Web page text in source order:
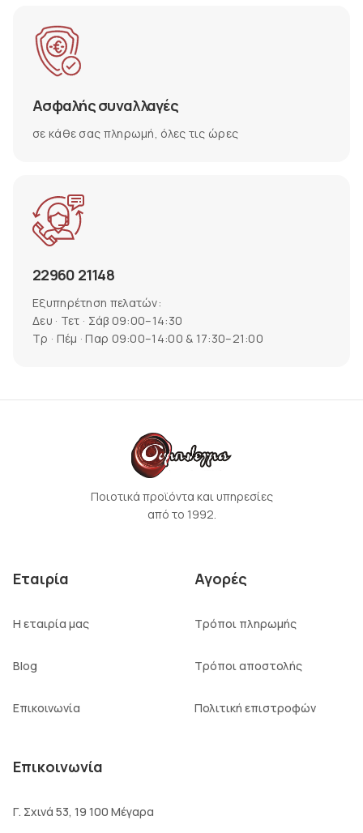
Ασφαλής συναλλαγές
σε κάθε σας πληρωμή, όλες τις ώρες
22960 21148
Εξυπηρέτηση πελατών:
Δευ · Τετ · Σάβ 09:00–14:30
Τρ · Πέμ · Παρ 09:00–14:00 & 17:30–21:00
Ποιοτικά προϊόντα και υπηρεσίες
από το 1992.
Εταιρία
Η εταιρία μας
Blog
Επικοινωνία
Αγορές
Τρόποι πληρωμής
Τρόποι αποστολής
Πολιτική επιστροφών
Επικοινωνία
Γ. Σχινά 53, 19 100 Μέγαρα